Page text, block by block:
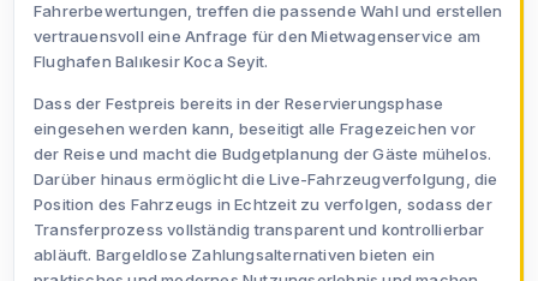
Fahrerbewertungen, treffen die passende Wahl und erstellen
vertrauensvoll eine Anfrage für den Mietwagenservice am
Flughafen Balıkesir Koca Seyit.
Dass der Festpreis bereits in der Reservierungsphase
eingesehen werden kann, beseitigt alle Fragezeichen vor
der Reise und macht die Budgetplanung der Gäste mühelos.
Darüber hinaus ermöglicht die Live-Fahrzeugverfolgung, die
Position des Fahrzeugs in Echtzeit zu verfolgen, sodass der
Transferprozess vollständig transparent und kontrollierbar
abläuft. Bargeldlose Zahlungsalternativen bieten ein